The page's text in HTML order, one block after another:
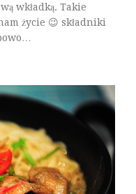
wkładką. Takie
życie 😉 składniki